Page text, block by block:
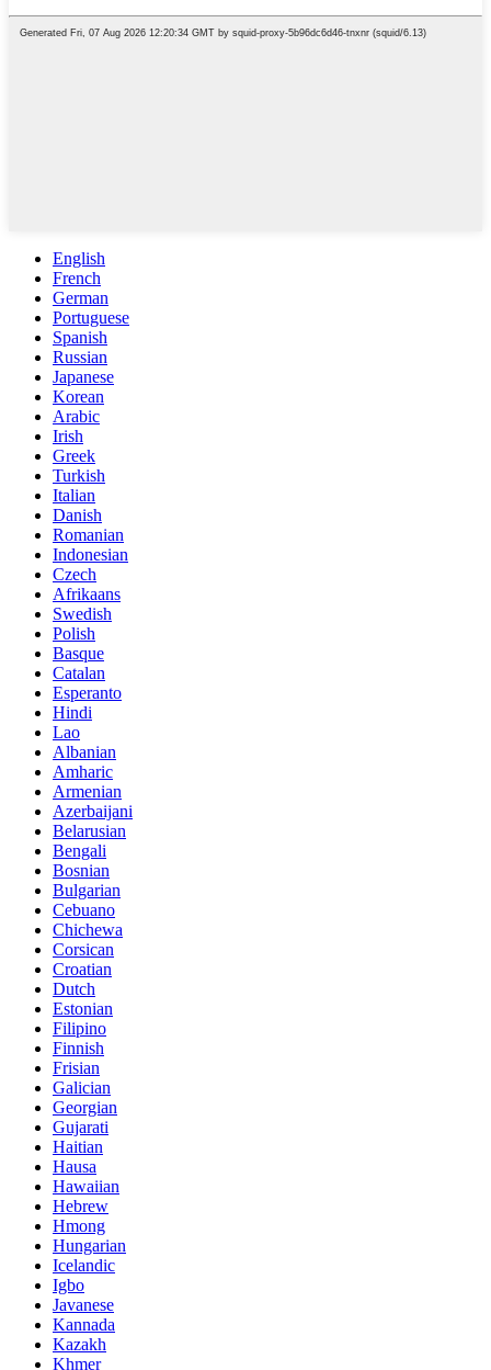
English
French
German
Portuguese
Spanish
Russian
Japanese
Korean
Arabic
Irish
Greek
Turkish
Italian
Danish
Romanian
Indonesian
Czech
Afrikaans
Swedish
Polish
Basque
Catalan
Esperanto
Hindi
Lao
Albanian
Amharic
Armenian
Azerbaijani
Belarusian
Bengali
Bosnian
Bulgarian
Cebuano
Chichewa
Corsican
Croatian
Dutch
Estonian
Filipino
Finnish
Frisian
Galician
Georgian
Gujarati
Haitian
Hausa
Hawaiian
Hebrew
Hmong
Hungarian
Icelandic
Igbo
Javanese
Kannada
Kazakh
Khmer